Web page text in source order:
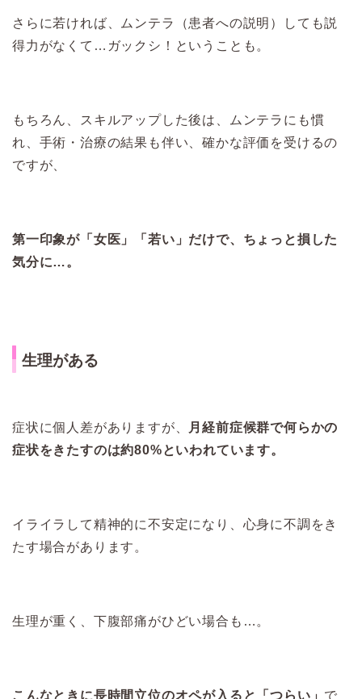
さらに若ければ、ムンテラ（患者への説明）しても説
得力がなくて…ガックシ！ということも。
もちろん、スキルアップした後は、ムンテラにも慣
れ、手術・治療の結果も伴い、確かな評価を受けるの
ですが、
第一印象が「女医」「若い」だけで、ちょっと損した
気分に…。
生理がある
症状に個人差がありますが、
月経前症候群で何らかの
症状をきたすのは約80%といわれています。
イライラして精神的に不安定になり、心身に不調をき
たす場合があります。
生理が重く、下腹部痛がひどい場合も…。
こんなときに長時間立位のオペが入ると「つらい」 で